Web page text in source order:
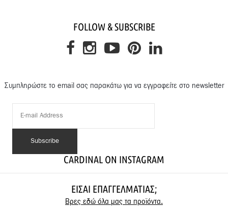
FOLLOW & SUBSCRIBE
Συμπληρώστε το email σας παρακάτω για να εγγραφείτε στο newsletter
CARDINAL ON INSTAGRAM
ΕΊΣΑΙ ΕΠΑΓΓΕΛΜΑΤΊΑΣ;
Βρες εδώ όλα μας τα προϊόντα.